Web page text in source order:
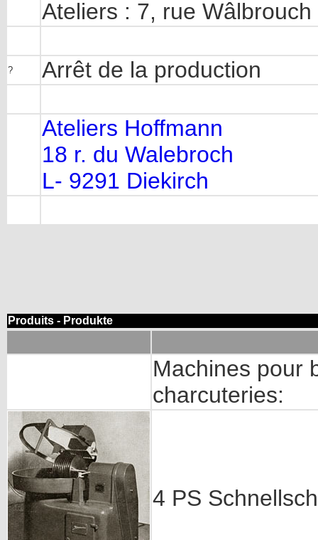
Ateliers : 7, rue Wâlbrouch
? Arrêt de la production
Ateliers Hoffmann
18 r. du Walebroch
L- 9291 Diekirch
Produits - Produkte
Machines pour
charcuteries:
4 PS